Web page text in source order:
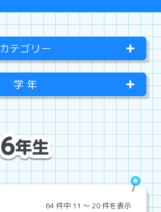
カテゴリー
学 年
64 件中 11 〜 20 件を表示